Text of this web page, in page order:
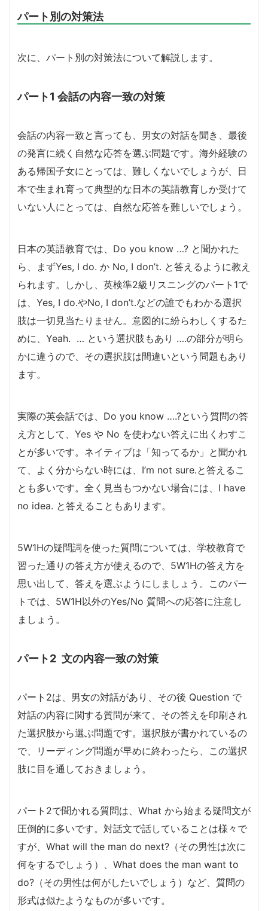
パート別の対策法
次に、パート別の対策法について解説します。
パート1 会話の内容一致の対策
会話の内容一致と言っても、男女の対話を聞き、最後
の発言に続く自然な応答を選ぶ問題です。海外経験の
ある帰国子女にとっては、難しくないでしょうが、日
本で生まれ育って典型的な日本の英語教育しか受けて
いない人にとっては、自然な応答を難しいでしょう。
日本の英語教育では、Do you know …? と聞かれた
ら、まずYes, I do. か No, I don’t. と答えるように教え
られます。しかし、英検準2級リスニングのパート1で
は、Yes, I do.やNo, I don’t.などの誰でもわかる選択
肢は一切見当たりません。意図的に紛らわしくするた
めに、Yeah. … という選択肢もあり ….の部分が明ら
かに違うので、その選択肢は間違いという問題もあり
ます。
実際の英会話では、Do you know ….?という質問の答
え方として、Yes や No を使わない答えに出くわすこ
とが多いです。ネイティブは「知ってるか」と聞かれ
て、よく分からない時には、I’m not sure.と答えるこ
とも多いです。全く見当もつかない場合には、I have
no idea. と答えることもあります。
5W1Hの疑問詞を使った質問については、学校教育で
習った通りの答え方が使えるので、5W1Hの答え方を
思い出して、答えを選ぶようにしましょう。このパー
トでは、5W1H以外のYes/No 質問への応答に注意し
ましょう。
パート2 文の内容一致の対策
パート2は、男女の対話があり、その後 Question で
対話の内容に関する質問が来て、その答えを印刷され
た選択肢から選ぶ問題です。選択肢が書かれているの
で、リーディング問題が早めに終わったら、この選択
肢に目を通しておきましょう。
パート2で聞かれる質問は、What から始まる疑問文が
圧倒的に多いです。対話文で話していることは様々で
すが、What will the man do next?（その男性は次に
何をするでしょう）、What does the man want to
do?（その男性は何がしたいでしょう）など、質問の
形式は似たようなものが多いです。